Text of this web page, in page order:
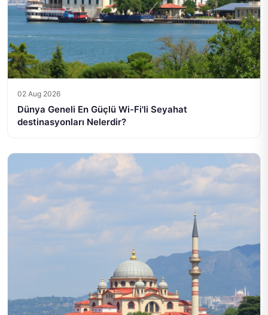
02 Aug 2026
Dünya Geneli En Güçlü Wi-Fi'li Seyahat
destinasyonları Nelerdir?